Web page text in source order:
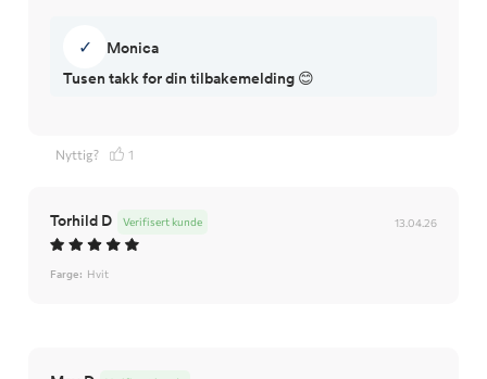
✓
Monica
Tusen takk for din tilbakemelding 😊
Nyttig? 1
Torhild D 13.04.26
Verifisert kunde
Farge: Hvit